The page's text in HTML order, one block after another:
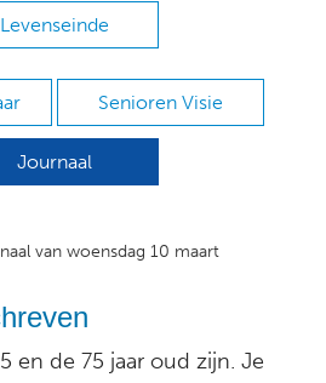
Levenseinde
Senioren Visie
Journaal
van woensdag 10 maart
en de 75 jaar oud zijn. Je